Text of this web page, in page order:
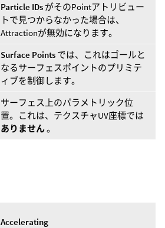
Particle IDs がそのPointアトリビュー
トで見つからなかった場合は、
Attractionが無効になります。
Surface Points では、これはゴールと
なるサーフェスポイントのプリミテ
ィブを制御します。
サーフェス上のパラメトリック位
置。これは、テクスチャUV座標では
ありません。
Accelerating